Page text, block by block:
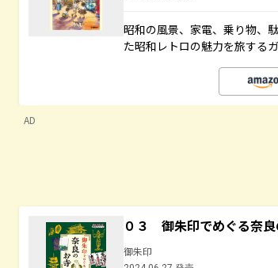
昭和の風景、家電、乗り物、
た昭和レトロの魅力を旅するガ
AD
０３ 御朱印でめぐる奈
御朱印